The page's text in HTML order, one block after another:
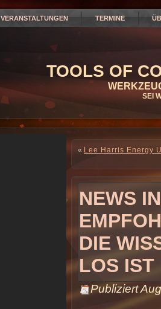
VERANSTALTUNGEN TERMINE
TOOLS OF
SEI
« Lee Harris Energy
NEWS
DIE
LOS
Publiziert